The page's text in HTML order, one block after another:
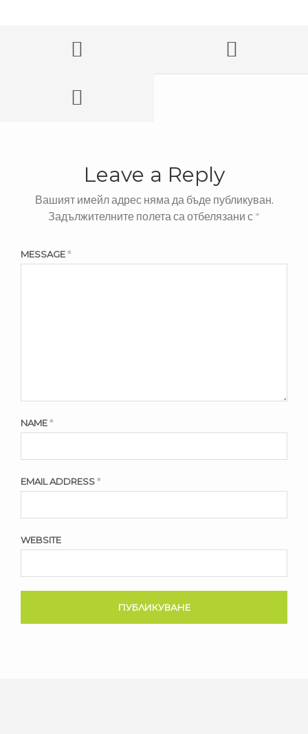
Leave a Reply
Вашият имейл адрес няма да бъде публикуван.
Задължителните полета са отбелязани с*
MESSAGE*
NAME*
EMAIL ADDRESS*
WEBSITE